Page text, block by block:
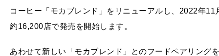
コーヒー「モカブレンド」をリニューアルし、2022年
約16,200店で発売を開始します。
あわせて新しい「モカブレンド」とのフードペアリング